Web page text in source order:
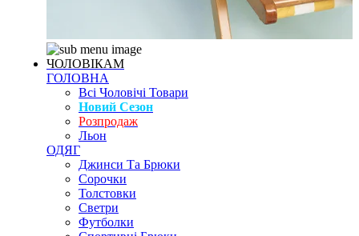
ЧОЛОВІКАМ
ГОЛОВНА
Всі Чоловічі Товари
Новий Сезон
Розпродаж
Льон
ОДЯГ
Джинси Та Брюки
Сорочки
Толстовки
Светри
Футболки